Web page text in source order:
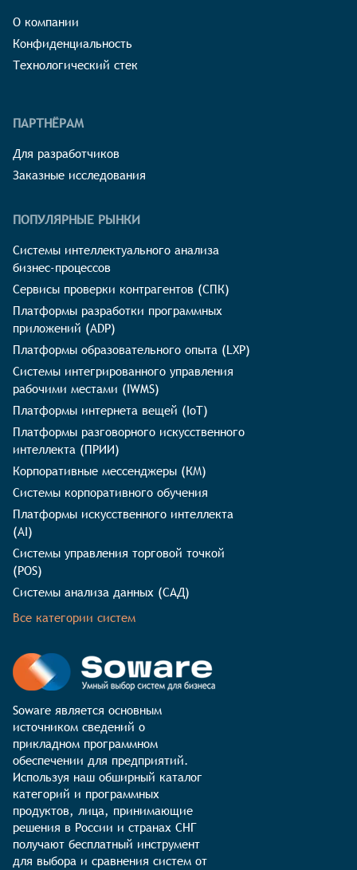
О компании
Конфиденциальность
Технологический стек
ПАРТНЁРАМ
Для разработчиков
Заказные исследования
ПОПУЛЯРНЫЕ РЫНКИ
Системы интеллектуального анализа
бизнес-процессов
Сервисы проверки контрагентов (СПК)
Платформы разработки программных
приложений (ADP)
Платформы образовательного опыта (LXP)
Системы интегрированного управления
рабочими местами (IWMS)
Платформы интернета вещей (IoT)
Платформы разговорного искусственного
интеллекта (ПРИИ)
Корпоративные мессенджеры (КМ)
Системы корпоративного обучения
Платформы искусственного интеллекта
(AI)
Системы управления торговой точкой
(POS)
Системы анализа данных (САД)
Все категории систем
Soware является основным
источником сведений о
прикладном программном
обеспечении для предприятий.
Используя наш обширный каталог
категорий и программных
продуктов, лица, принимающие
решения в России и странах СНГ
получают бесплатный инструмент
для выбора и сравнения систем от